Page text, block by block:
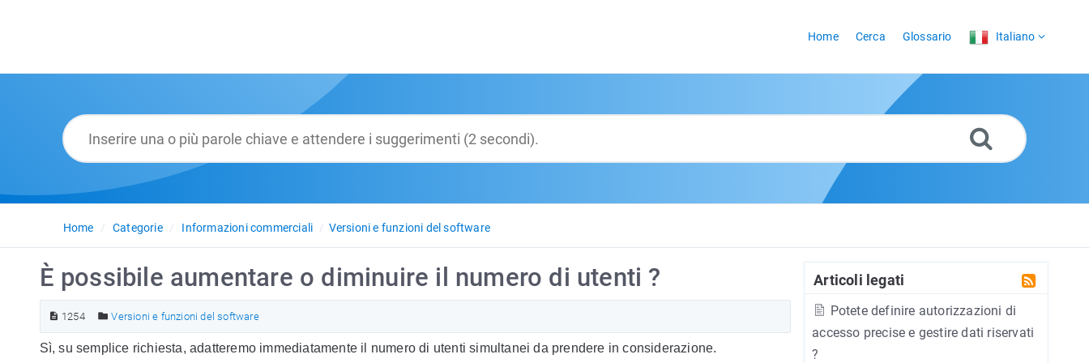
Home Cerca Glossario Italiano
Home Categorie Informazioni commerciali Versioni e funzioni del software
Articoli legati
Potete definire autorizzazioni di
accesso precise e gestire dati riservati
?
È possibile aumentare o diminuire il numero di utenti ?
1254 Versioni e funzioni del software
Sì, su semplice richiesta, adatteremo immediatamente il numero di utenti simultanei da prendere in considerazione.